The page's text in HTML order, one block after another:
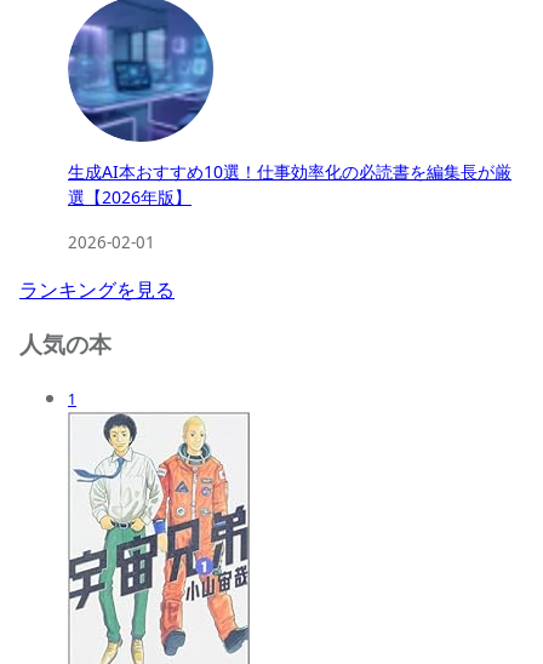
生成AI本おすすめ10選！仕事効率化の必読書を編集長が厳
選【2026年版】
2026-02-01
ランキングを見る
人気の本
1